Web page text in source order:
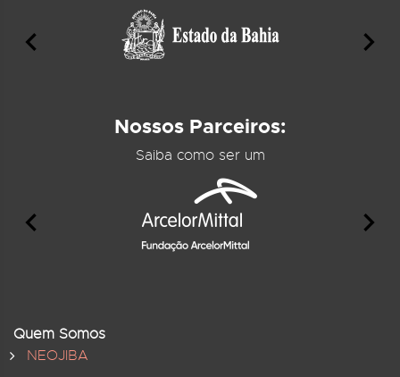
Nossos Parceiros:
Saiba como ser um
Quem Somos
NEOJIBA